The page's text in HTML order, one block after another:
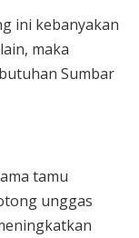
ini kebanyakan
maka
Sumbar
tamu
unggas